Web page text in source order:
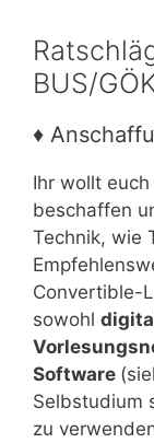
BUS/
♦
Ihr wollt
beschaffen
Technik, wie
Convertible-
sowohl
Software
Selbstudium
zu